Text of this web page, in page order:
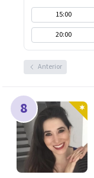
15:00
20:00
Anterior
8